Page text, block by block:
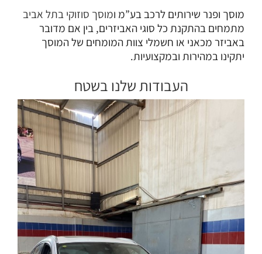
מוסך ופנר שירותים לרכב בע”מ ומוסך סוזוקי בתל אביב
מתמחים בהתקנת כל סוגי האביזרים, בין אם מדובר
באביזר מכאני או חשמלי צוות המומחים של המוסך
יתקינו במהירות ובמקצועיות.
העבודות שלנו בשטח